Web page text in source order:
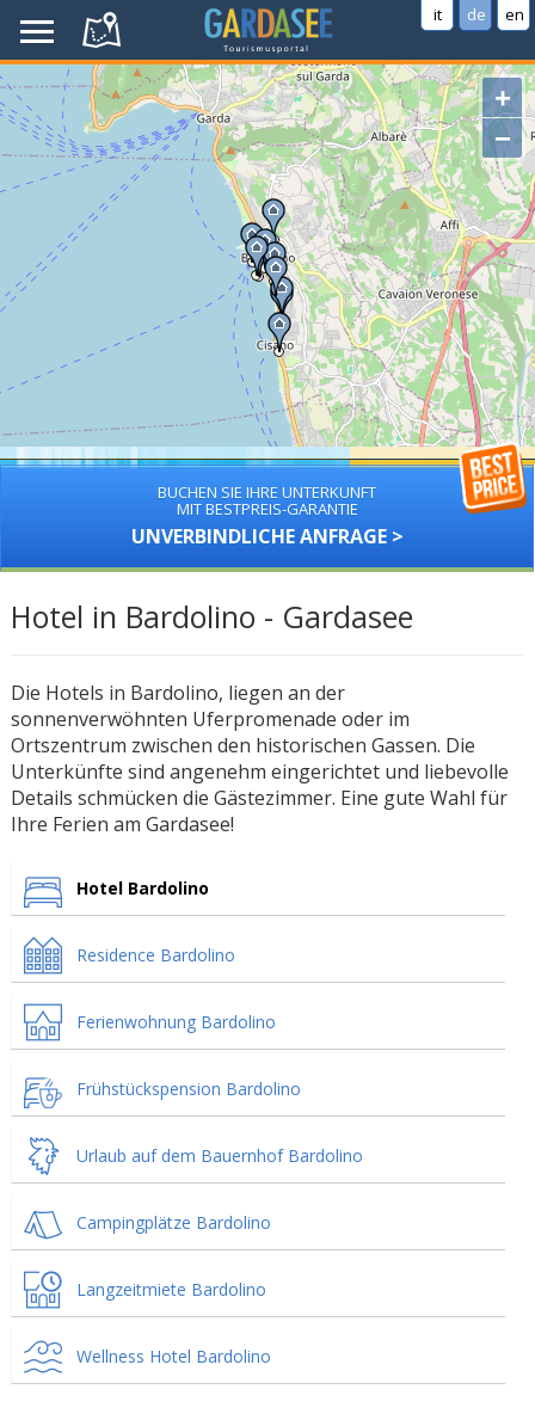
it de en
+
−
BUCHEN SIE IHRE UNTERKUNFT
MIT BESTPREIS-GARANTIE
UNVERBINDLICHE ANFRAGE >
Hotel in Bardolino - Gardasee
Die Hotels in Bardolino, liegen an der
sonnenverwöhnten Uferpromenade oder im
Ortszentrum zwischen den historischen Gassen. Die
Unterkünfte sind angenehm eingerichtet und liebevolle
Details schmücken die Gästezimmer. Eine gute Wahl für
Ihre Ferien am Gardasee!
Hotel Bardolino
Residence Bardolino
Ferienwohnung Bardolino
Frühstückspension Bardolino
Urlaub auf dem Bauernhof Bardolino
Campingplätze Bardolino
Langzeitmiete Bardolino
Wellness Hotel Bardolino